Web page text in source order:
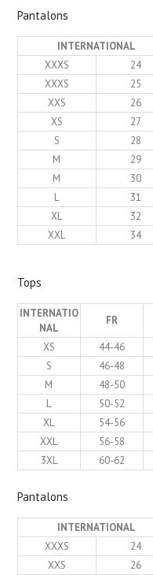
Pantalons
INTERNATIONAL
XXXS
24
XXXS
25
XXS
26
XS
27
S
28
M
29
M
30
L
31
XL
32
XXL
34
Tops
INTERNATIO
NAL
FR
XS
44-46
S
46-48
M
48-50
L
50-52
XL
54-56
XXL
56-58
3XL
60-62
Pantalons
INTERNATIONAL
XXXS
24
XXS
26